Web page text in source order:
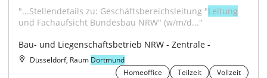
"...Stellendetails zu: Geschäftsbereichsleitung "Leitung
und Fachaufsicht Bundesbau NRW" (w/m/d..."
Bau- und Liegenschaftsbetrieb NRW - Zentrale -
Düsseldorf, Raum Dortmund
Homeoffice
Teilzeit
Vollzeit